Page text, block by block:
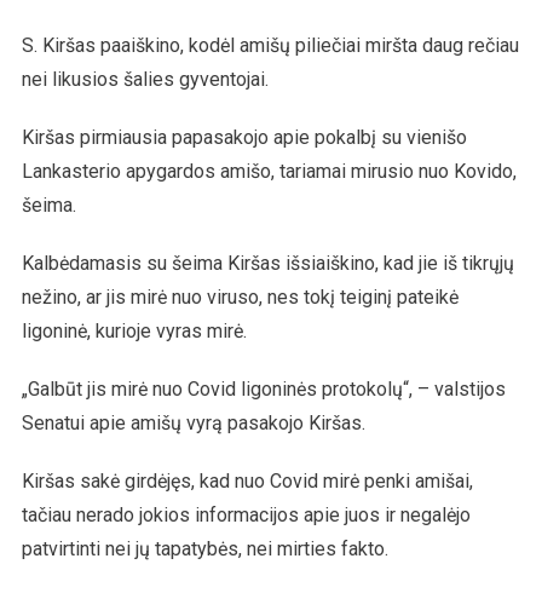
S. Kiršas paaiškino, kodėl amišų piliečiai miršta daug rečiau
nei likusios šalies gyventojai.
Kiršas pirmiausia papasakojo apie pokalbį su vienišo
Lankasterio apygardos amišo, tariamai mirusio nuo Kovido,
šeima.
Kalbėdamasis su šeima Kiršas išsiaiškino, kad jie iš tikrųjų
nežino, ar jis mirė nuo viruso, nes tokį teiginį pateikė
ligoninė, kurioje vyras mirė.
„Galbūt jis mirė nuo Covid ligoninės protokolų“, – valstijos
Senatui apie amišų vyrą pasakojo Kiršas.
Kiršas sakė girdėjęs, kad nuo Covid mirė penki amišai,
tačiau nerado jokios informacijos apie juos ir negalėjo
patvirtinti nei jų tapatybės, nei mirties fakto.